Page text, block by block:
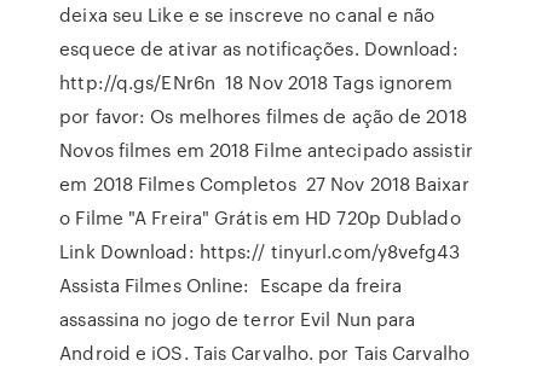
deixa seu Like e se inscreve no canal e não
esquece de ativar as notificações. Download:
http://q.gs/ENr6n 18 Nov 2018 Tags ignorem
por favor: Os melhores filmes de ação de 2018
Novos filmes em 2018 Filme antecipado assistir
em 2018 Filmes Completos 27 Nov 2018 Baixar
o Filme "A Freira" Grátis em HD 720p Dublado
Link Download: https:// tinyurl.com/y8vefg43
Assista Filmes Online: Escape da freira
assassina no jogo de terror Evil Nun para
Android e iOS. Tais Carvalho. por Tais Carvalho